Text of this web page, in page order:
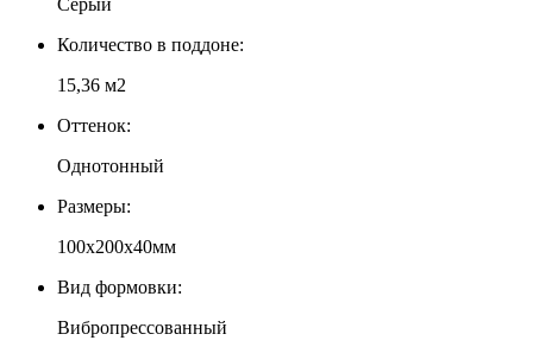
Серый
Количество в поддоне:
15,36 м2
Оттенок:
Однотонный
Размеры:
100х200х40мм
Вид формовки:
Вибропрессованный